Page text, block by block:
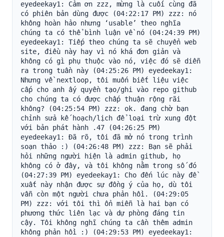
eyedeekay1: Cảm ơn zzz, mừng là cuối cùng đã
có phiên bản dùng được (04:22:17 PM) zzz: nó
không hoàn hảo nhưng ‘usable’ theo nghĩa
chúng ta có thể bình luận về nó (04:24:39 PM)
eyedeekay1: Tiếp theo chúng ta sẽ chuyển web
site, điều này hay vì nó khá đơn giản và
không có gì phụ thuộc vào nó, việc đó sẽ diễn
ra trong tuần này (04:25:26 PM) eyedeekay1:
Nhưng về nextloop, tôi muốn biết liệu việc
cấp cho anh ấy quyền tạo/ghi vào repo github
cho chúng ta có được chấp thuận rộng rãi
không? (04:25:54 PM) zzz: ok. đang chờ bạn
chỉnh sửa kế hoạch/lịch để loại trừ xung đột
với bản phát hành .47 (04:26:25 PM)
eyedeekay1: Đã rõ, tôi đã mở nó trong trình
soạn thảo :) (04:26:48 PM) zzz: Bạn sẽ phải
hỏi những người hiện là admin github, họ
không có ở đây, và tôi không nằm trong số đó
(04:27:39 PM) eyedeekay1: Cho đến lúc này đề
xuất này nhận được sự đồng ý của họ, dù tôi
vẫn còn một người chưa phản hồi. (04:29:05
PM) zzz: với tôi thì ổn miễn là hai bạn có
phương thức liên lạc và dự phòng đáng tin
cậy. Tôi không nghĩ chúng ta cần thêm admin
không phản hồi :) (04:29:53 PM) eyedeekay1: